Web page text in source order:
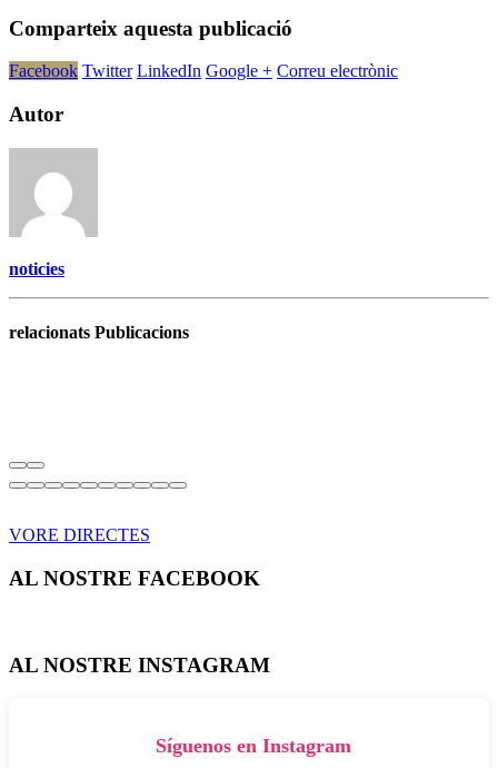
Comparteix aquesta publicació
Facebook Twitter LinkedIn Google + Correu electrònic
Autor
noticies
relacionats Publicacions
VORE DIRECTES
AL NOSTRE FACEBOOK
AL NOSTRE INSTAGRAM
Síguenos en Instagram